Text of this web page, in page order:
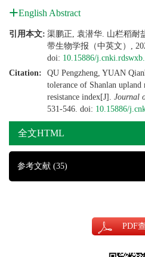
English Abstract
引用本文: 渠鹏正, 袁潜华. 山栏稻耐
带生物学报（中英文）,
doi: 10.15886/
Citation:
QU Pengzheng, YUAN
tolerance of Shanlan upland
resistance index[J]. Journal
531-546. doi: 10.15886/
全文HTML
参考文献 (35)
PDF